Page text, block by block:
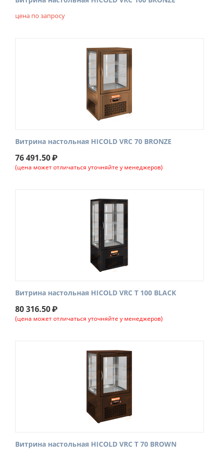
цена по запросу
Витрина настольная HICOLD VRC 70 BRONZE
76 491.50₽
(цена может отличаться уточняйте у менеджеров)
Витрина настольная HICOLD VRC T 100 BLACK
80 316.50₽
(цена может отличаться уточняйте у менеджеров)
Витрина настольная HICOLD VRC T 70 BROWN